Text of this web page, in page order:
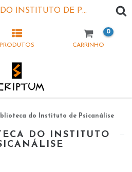
BIP – BIBLIOTECA DO INSTITUTO DE PSICANÁLISE
PRODUTOS CARRINHO
0
do Instituto de Psicanálise
DO INSTITUTO